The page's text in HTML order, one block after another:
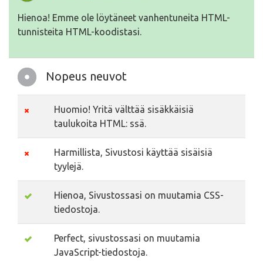
Hienoa! Emme ole löytäneet vanhentuneita HTML-
tunnisteita HTML-koodistasi.
Nopeus neuvot
Huomio! Yritä välttää sisäkkäisiä
taulukoita HTML: ssä.
Harmillista, Sivustosi käyttää sisäisiä
tyylejä.
Hienoa, Sivustossasi on muutamia CSS-
tiedostoja.
Perfect, sivustossasi on muutamia
JavaScript-tiedostoja.